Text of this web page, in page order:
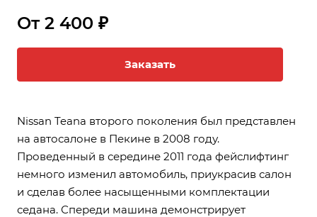
От 2 400 ₽
Заказать
Nissan Teana второго поколения был представлен
на автосалоне в Пекине в 2008 году.
Проведенный в середине 2011 года фейслифтинг
немного изменил автомобиль, приукрасив салон
и сделав более насыщенными комплектации
седана. Спереди машина демонстрирует